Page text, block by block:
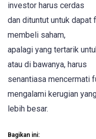
investor harus cerdas
dan dituntut untuk dapat
membeli saham,
apalagi yang tertarik
atau di bawanya, harus
senantiasa mencermati
mengalami kerugian
lebih besar.
Bagikan ini: